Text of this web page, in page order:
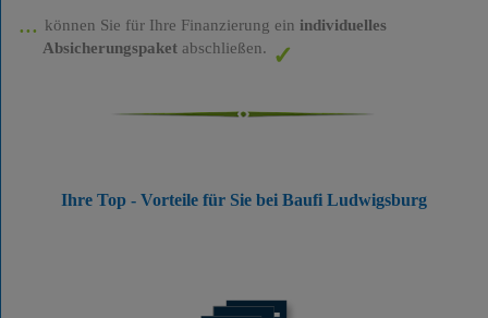
können Sie für Ihre Finanzierung ein individuelles
Absicherungspaketabschließen.
Ihre Top - Vorteile für Sie bei Baufi Ludwigsburg